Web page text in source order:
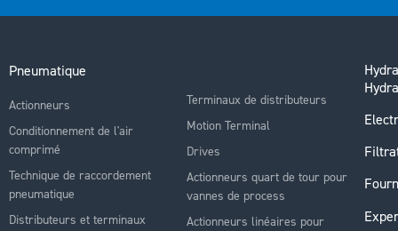
Pneumatique
Actionneurs
Conditionnement de l'air
comprimé
Technique de raccordement
pneumatique
Distributeurs et terminaux
Terminaux de distributeurs
Motion Terminal
Drives
Actionneurs quart de tour pour
vannes de process
Actionneurs linéaires pour